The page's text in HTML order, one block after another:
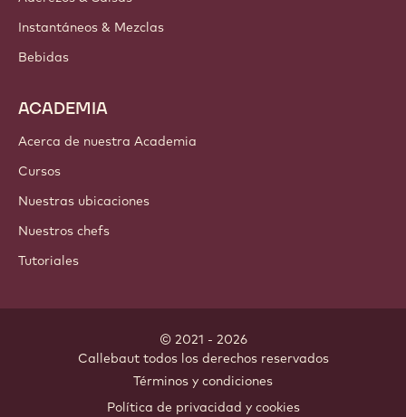
Instantáneos & Mezclas
Bebidas
ACADEMIA
Acerca de nuestra Academia
Cursos
Nuestras ubicaciones
Nuestros chefs
Tutoriales
© 2021 - 2026
Callebaut. todos los derechos reservados
Términos y condiciones
Política de privacidad y cookies